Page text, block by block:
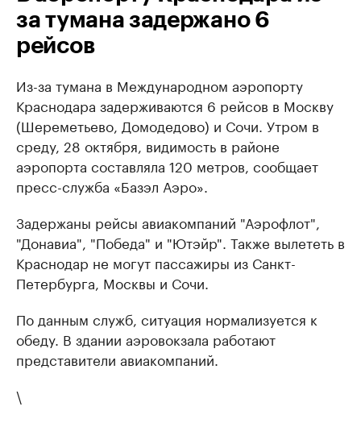
за тумана задержано 6
рейсов
Из-за тумана в Международном аэропорту
Краснодара задерживаются 6 рейсов в Москву
(Шереметьево, Домодедово) и Сочи. Утром в
среду, 28 октября, видимость в районе
аэропорта составляла 120 метров, сообщает
пресс-служба «Базэл Аэро».
Задержаны рейсы авиакомпаний "Аэрофлот",
"Донавиа", "Победа" и "Ютэйр". Также вылететь в
Краснодар не могут пассажиры из Санкт-
Петербурга, Москвы и Сочи.
По данным служб, ситуация нормализуется к
обеду. В здании аэровокзала работают
представители авиакомпаний.
\